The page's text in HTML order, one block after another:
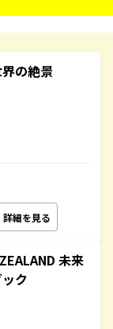
の絶景
詳細を見る
未来
ク